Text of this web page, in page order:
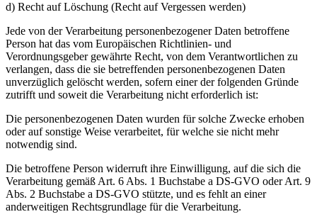
d) Recht auf Löschung (Recht auf Vergessen werden)
Jede von der Verarbeitung personenbezogener Daten betroffene
Person hat das vom Europäischen Richtlinien- und
Verordnungsgeber gewährte Recht, von dem Verantwortlichen zu
verlangen, dass die sie betreffenden personenbezogenen Daten
unverzüglich gelöscht werden, sofern einer der folgenden Gründe
zutrifft und soweit die Verarbeitung nicht erforderlich ist:
Die personenbezogenen Daten wurden für solche Zwecke erhoben
oder auf sonstige Weise verarbeitet, für welche sie nicht mehr
notwendig sind.
Die betroffene Person widerruft ihre Einwilligung, auf die sich die
Verarbeitung gemäß Art. 6 Abs. 1 Buchstabe a DS-GVO oder Art. 9
Abs. 2 Buchstabe a DS-GVO stützte, und es fehlt an einer
anderweitigen Rechtsgrundlage für die Verarbeitung.